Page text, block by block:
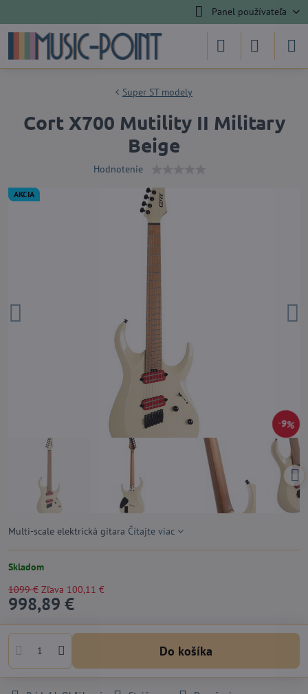
Panel používateľa
AKCIA
9%
Super ST modely
Cort X700 Mutility II Military
Beige
Hodnotenie
Multi-scale elektrická gitara Čítajte viac
Skladom
1099 € Zľava 100,11 €
998,89 €
Do košíka